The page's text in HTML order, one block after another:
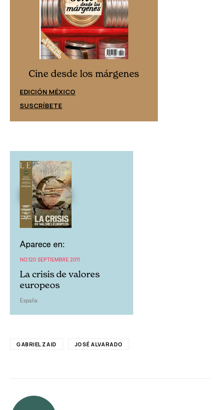
Cine desde los márgenes
EDICIÓN MÉXICO
SUSCRÍBETE
Aparece en:
NO.120 SEPTIEMBRE 2011
La crisis de valores
europeos
España
GABRIEL ZAID JOSÉ ALVARADO